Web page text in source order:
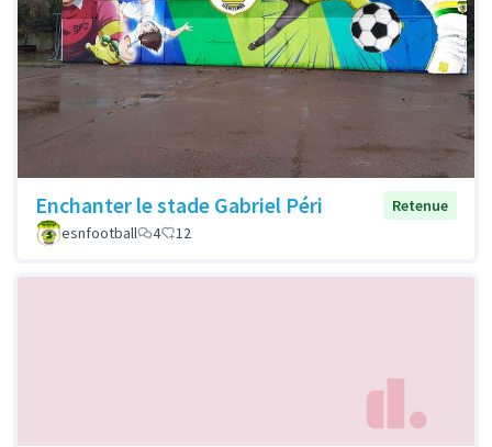
Enchanter le stade Gabriel Péri
Retenue
esnfootball
4 12